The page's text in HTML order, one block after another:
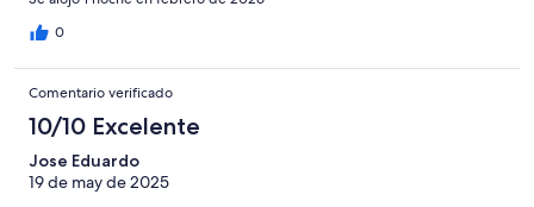
0
Comentario verificado
10/10 Excelente
Jose Eduardo
19 de may de 2025